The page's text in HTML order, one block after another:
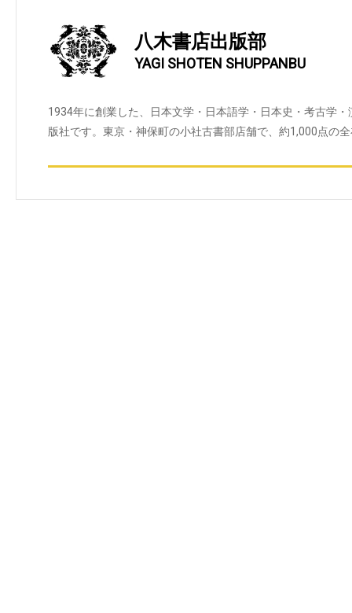
八木書店出版部
YAGI SHOTEN SHUPPANBU
1934年に創業した、日本文学・日本語学・日本史・考古学
版社です。東京・神保町の小社古書部店舗で、約1,000点の